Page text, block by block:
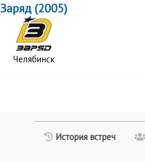
Заряд (2005)
Челябинск
История встреч